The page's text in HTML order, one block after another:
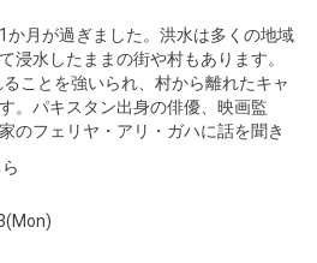
か月が過ぎました。洪水は多くの地域
浸水したままの街や村もあります。
ことを強いられ、村から離れたキャ
。パキスタン出身の俳優、映画監
のフェリヤ・アリ・ガハに話を聞き